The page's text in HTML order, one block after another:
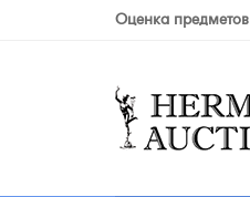
Оценка